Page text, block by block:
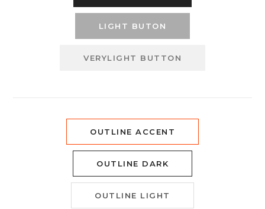
LIGHT BUTON
VERYLIGHT BUTTON
OUTLINE ACCENT
OUTLINE DARK
OUTLINE LIGHT